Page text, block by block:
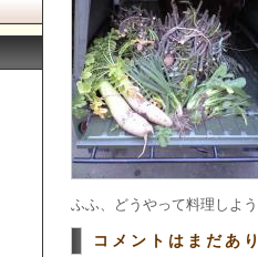
ふふ、どうやって料理しよう
コメントはまだあ